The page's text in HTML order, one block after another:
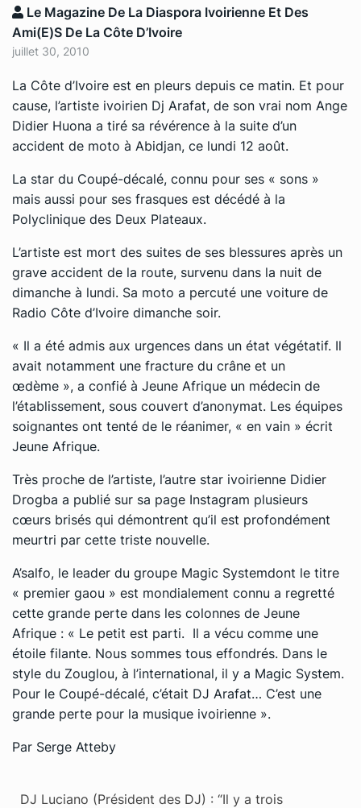
Le Magazine De La Diaspora Ivoirienne Et Des
Ami(e)s De La Côte D’Ivoire
juillet 30, 2010
La Côte d’Ivoire est en pleurs depuis ce matin. Et pour
cause, l’artiste ivoirien Dj Arafat, de son vrai nom Ange
Didier Huona a tiré sa révérence à la suite d’un
accident de moto à Abidjan, ce lundi 12 août.
La star du Coupé-décalé, connu pour ses « sons »
mais aussi pour ses frasques est décédé à la
Polyclinique des Deux Plateaux.
L’artiste est mort des suites de ses blessures après un
grave accident de la route, survenu dans la nuit de
dimanche à lundi. Sa moto a percuté une voiture de
Radio Côte d’Ivoire dimanche soir.
« Il a été admis aux urgences dans un état végétatif. Il
avait notamment une fracture du crâne et un
œdème », a confié à Jeune Afrique un médecin de
l’établissement, sous couvert d’anonymat. Les équipes
soignantes ont tenté de le réanimer, « en vain » écrit
Jeune Afrique.
Très proche de l’artiste, l’autre star ivoirienne Didier
Drogba a publié sur sa page Instagram plusieurs
cœurs brisés qui démontrent qu’il est profondément
meurtri par cette triste nouvelle.
A’salfo, le leader du groupe Magic Systemdont le titre
« premier gaou » est mondialement connu a regretté
cette grande perte dans les colonnes de Jeune
Afrique : « Le petit est parti. Il a vécu comme une
étoile filante. Nous sommes tous effondrés. Dans le
style du Zouglou, à l’international, il y a Magic System.
Pour le Coupé-décalé, c’était DJ Arafat… C’est une
grande perte pour la musique ivoirienne ».
Par Serge Atteby
DJ Luciano (Président des DJ) : “Il y a trois